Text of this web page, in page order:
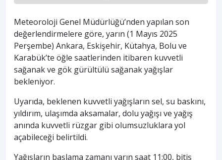
Meteoroloji Genel Müdürlüğü’nden yapılan son
değerlendirmelere göre, yarın (1 Mayıs 2025
Perşembe) Ankara, Eskişehir, Kütahya, Bolu ve
Karabük’te öğle saatlerinden itibaren kuvvetli
sağanak ve gök gürültülü sağanak yağışlar
bekleniyor.
Uyarıda, beklenen kuvvetli yağışların sel, su baskını,
yıldırım, ulaşımda aksamalar, dolu yağışı ve yağış
anında kuvvetli rüzgar gibi olumsuzluklara yol
açabileceği belirtildi.
Yağışların başlama zamanı yarın saat 11:00, bitiş